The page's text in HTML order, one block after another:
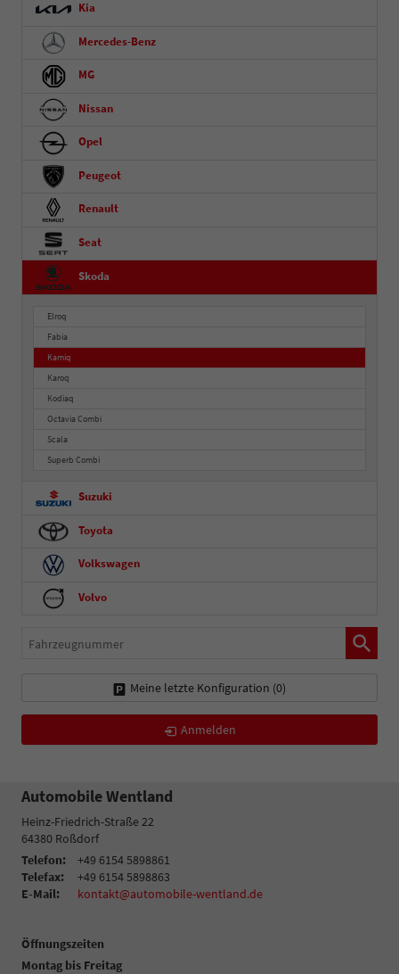
Kia
Mercedes-Benz
MG
Nissan
Opel
Peugeot
Renault
Seat
Skoda
Elroq
Fabia
Kamiq
Karoq
Kodiaq
Octavia Combi
Scala
Superb Combi
Suzuki
Toyota
Volkswagen
Volvo
Fahrzeugnummer
Meine letzte Konfiguration (0)
Anmelden
Automobile Wentland
Heinz-Friedrich-Straße 22
64380 Roßdorf
Telefon:
+49 6154 5898861
Telefax:
+49 6154 5898863
E-Mail:
kontakt@automobile-wentland.de
Öffnungszeiten
Montag bis Freitag